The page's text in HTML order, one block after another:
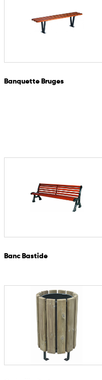
Banquette Bruges
Banc Bastide